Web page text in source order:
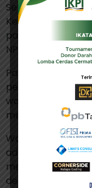
Sebelumnya,
Kepatuhan
pajak untuk
NPWP.
Pasalnya,
pemadanan NIK-
wajib pajak
mengakses
Wajar saja,
administrasi
membutuhkan
dengan format